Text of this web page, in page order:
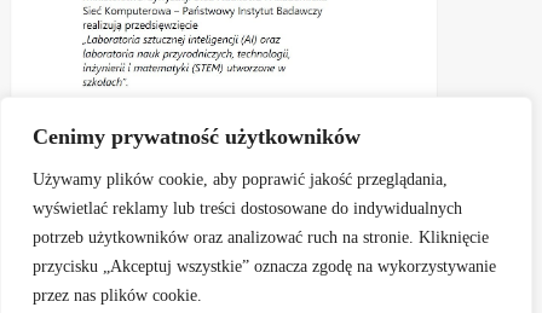
Cenimy prywatność użytkowników
Używamy plików cookie, aby poprawić jakość przeglądania,
wyświetlać reklamy lub treści dostosowane do indywidualnych
potrzeb użytkowników oraz analizować ruch na stronie. Kliknięcie
przycisku „Akceptuj wszystkie” oznacza zgodę na wykorzystywanie
przez nas plików cookie.
Informacje